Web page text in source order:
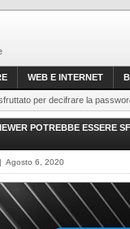
WEB E INTERNET
per decifrare la
POTREBBE ESSERE
Agosto 6, 2020